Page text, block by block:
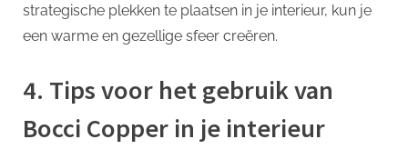
strategische plekken te plaatsen in je interieur, kun je
een warme en gezellige sfeer creëren.
4. Tips voor het gebruik van
Bocci Copper in je interieur